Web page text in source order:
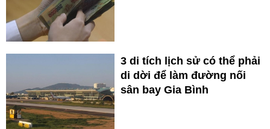
3 di tích lịch sử có thể phải
di dời để làm đường nối
sân bay Gia Bình